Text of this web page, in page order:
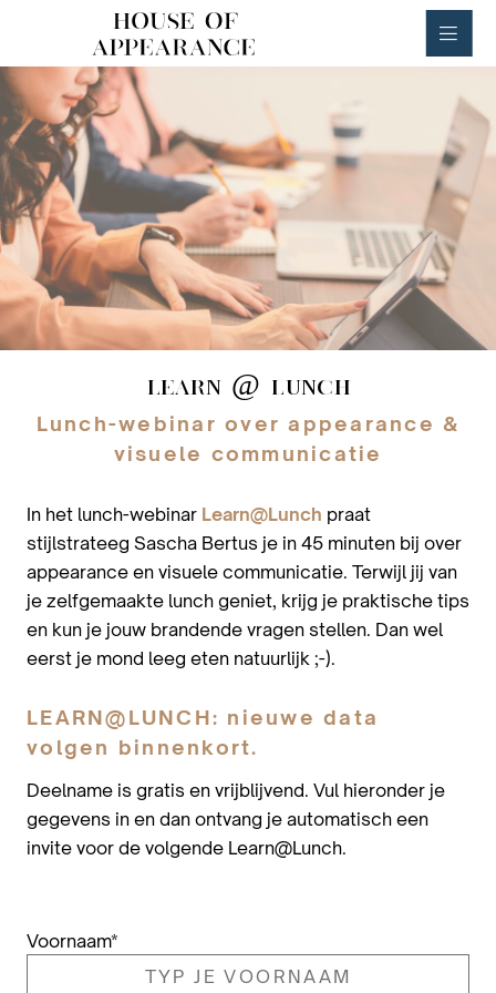
House of Appearance
LEARN @ LUNCH
Lunch-webinar over appearance &
visuele communicatie
In het lunch-webinar Learn@Lunch praat
stijlstrateeg Sascha Bertus je in 45 minuten bij over
appearance en visuele communicatie. Terwijl jij van
je zelfgemaakte lunch geniet, krijg je praktische tips
en kun je jouw brandende vragen stellen. Dan wel
eerst je mond leeg eten natuurlijk ;-).
LEARN@LUNCH: nieuwe data
volgen binnenkort.
Deelname is gratis en vrijblijvend. Vul hieronder je
gegevens in en dan ontvang je automatisch een
invite voor de volgende Learn@Lunch.
Voornaam*